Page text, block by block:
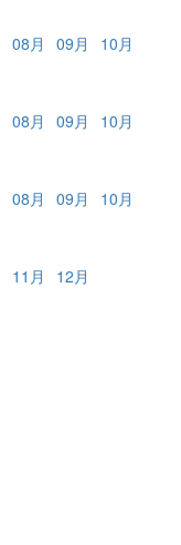
08月 09月
10月
08月 09月
10月
08月 09月
10月
11月 12月